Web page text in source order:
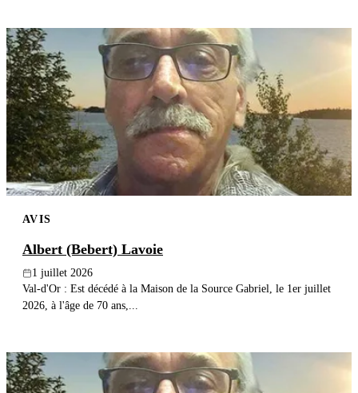
AVIS
Albert (Bebert) Lavoie
1 juillet 2026
Val-d'Or : Est décédé à la Maison de la Source Gabriel, le 1er juillet
2026, à l'âge de 70 ans,...